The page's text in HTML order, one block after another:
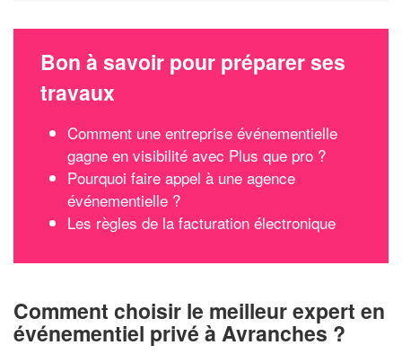
Bon à savoir pour préparer ses
travaux
Comment une entreprise événementielle
gagne en visibilité avec Plus que pro ?
Pourquoi faire appel à une agence
événementielle ?
Les règles de la facturation électronique
Comment choisir le meilleur expert en
événementiel privé à Avranches ?